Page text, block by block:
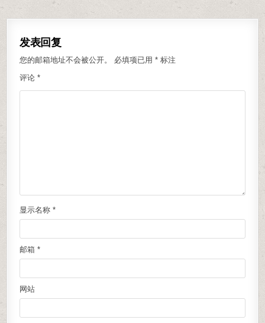
发表回复
您的邮箱地址不会被公开。 必填项已用* 标注
评论*
显示名称*
邮箱*
网站